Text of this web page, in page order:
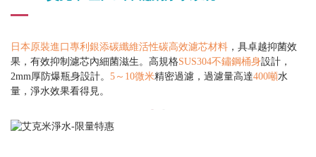
日本原裝進口專利銀添碳纖維活性碳高效濾芯材料 ， 具卓越抑菌效
果，有效抑制濾芯內細菌滋生。 高規格SUS304不鏽鋼桶身設計，
2mm厚防爆瓶身設計。 5～10微米精密過濾，過濾量高達400噸水
量，淨水效果看得見。